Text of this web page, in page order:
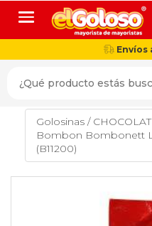
Toggle navigation
Envíos
Golosinas /
Bombon Bombonett
(B11200)